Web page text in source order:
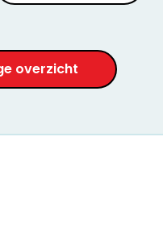
overzicht